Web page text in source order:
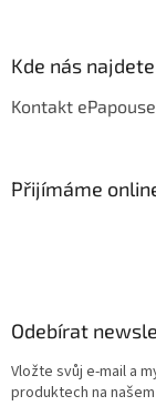
Kde nás najdete
Kontakt
Přijímáme
Odebírat
Vložte svůj e-mail a
produktech na